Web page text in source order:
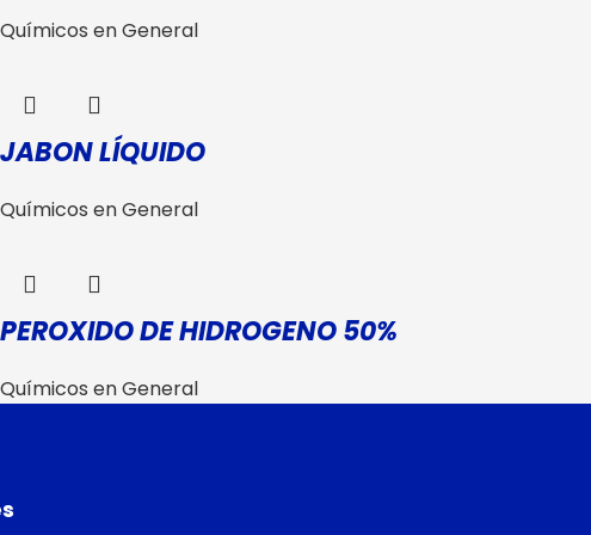
Químicos en General
JABON LÍQUIDO
Químicos en General
PEROXIDO DE HIDROGENO 50%
Químicos en General